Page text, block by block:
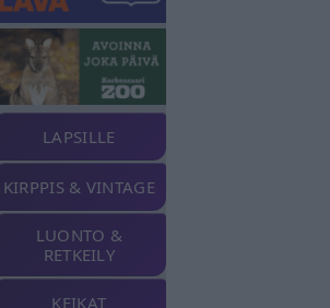
LAPSILLE
KIRPPIS & VINTAGE
LUONTO &
RETKEILY
KEIKAT